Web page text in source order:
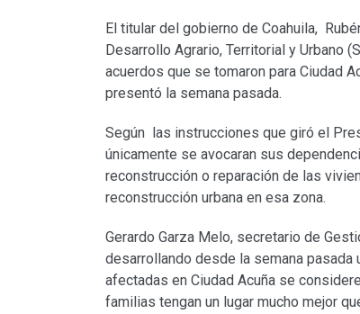
El titular del gobierno de Coahuila,
Desarrollo Agrario, Territorial y Urbano
acuerdos que se tomaron para Ciudad
presentó la semana pasada.
Según las instrucciones que giró el
únicamente se avocaran sus
reconstrucción o reparación de las
reconstrucción urbana en esa zona.
Gerardo Garza Melo, secretario de
desarrollando desde la semana
afectadas en Ciudad Acuña se
familias tengan un lugar mucho mejor